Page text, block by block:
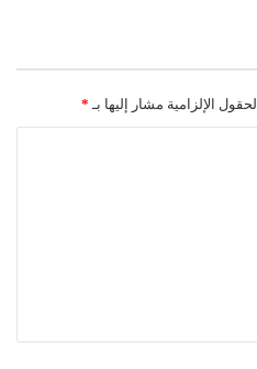
الحقول الإلزامية مشار إليها بـ *